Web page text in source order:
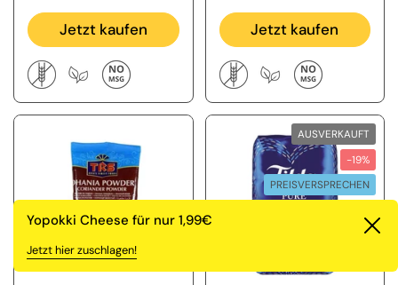
Jetzt kaufen Jetzt kaufen
AUSVERKAUFT
-19%
PREISVERSPRECHEN
Yopokki Cheese für nur 1,99€
Jetzt hier zuschlagen!